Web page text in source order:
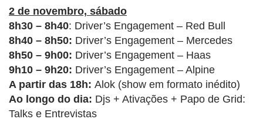
2 de novembro, sábado
8h30 – 8h40: Driver’s Engagement – Red Bull
8h40 – 8h50: Driver’s Engagement – Mercedes
8h50 – 9h00: Driver’s Engagement – Haas
9h10 – 9h20: Driver’s Engagement – Alpine
A partir das 18h: Alok (show em formato inédito)
Ao longo do dia: Djs + Ativações + Papo de Grid:
Talks e Entrevistas